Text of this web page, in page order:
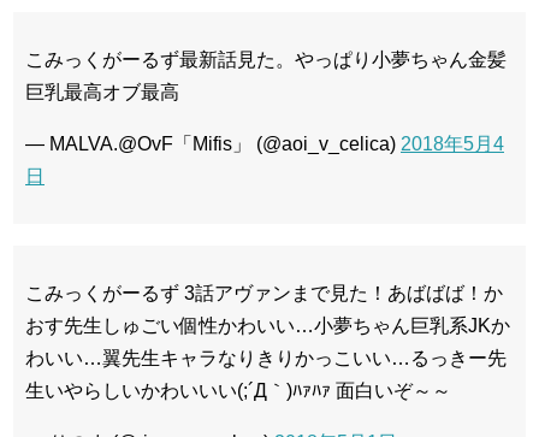
こみっくがーるず最新話見た。やっぱり小夢ちゃん金髪
巨乳最高オブ最高
— MALVA.@OvF「Mifis」 (@aoi_v_celica) 2018年5月4
日
こみっくがーるず 3話アヴァンまで見た！あばばば！か
おす先生しゅごい個性かわいい…小夢ちゃん巨乳系JKか
わいい…翼先生キャラなりきりかっこいい…るっきー先
生いやらしいかわいいい(;´Д｀)ﾊｧﾊｧ 面白いぞ～～